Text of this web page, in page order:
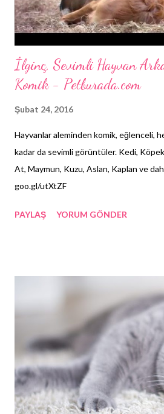
İlginç, Sevimli Hayvan
Komik - Petburada.com
Şubat 24, 2016
Hayvanlar aleminden komik, eğlenceli,
kadar da sevimli görüntüler. Kedi,
At, Maymun, Kuzu, Aslan, Kaplan ve
goo.gl/utXtZF
PAYLAŞ YORUM GÖNDER